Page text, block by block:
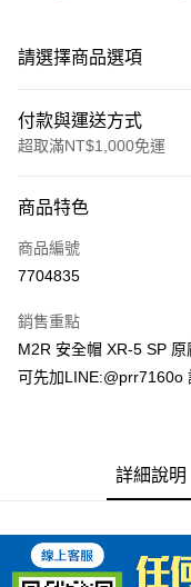
請選擇商品選項
付款與運送方式
超取滿NT$1,000免運
信用卡一次付款
超商取貨付款
ATM付款
每筆NT$60，滿
7-11取貨付款(安全帽一
每筆NT$60，滿
宅配
商品特色
商品編號
7704835
銷售重點
M2R 安全帽 XR-5 SP
可先加LINE:@prr7160o
詳細說明